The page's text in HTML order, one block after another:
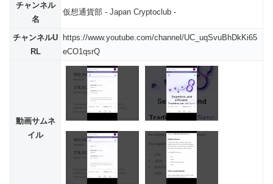
チャンネル
名
仮想通貨部 - Japan Cryptoclub -
チャンネルU
RL
https://www.youtube.com/channel/UC_uqSvuBhDkKi65
eCO1qsrQ
動画サムネ
イル